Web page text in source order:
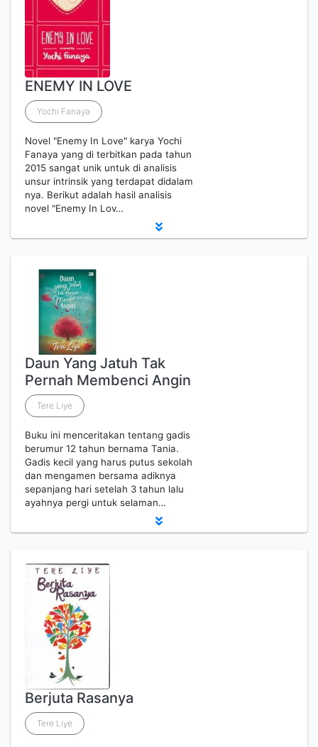
ENEMY IN LOVE
Yochi Fanaya
Novel "Enemy In Love" karya Yochi
Fanaya yang di terbitkan pada tahun
2015 sangat unik untuk di analisis
unsur intrinsik yang terdapat didalam
nya. Berikut adalah hasil analisis
novel "Enemy In Lov…
Daun Yang Jatuh Tak
Pernah Membenci Angin
Tere Liye
Buku ini menceritakan tentang gadis
berumur 12 tahun bernama Tania.
Gadis kecil yang harus putus sekolah
dan mengamen bersama adiknya
sepanjang hari setelah 3 tahun lalu
ayahnya pergi untuk selaman…
Berjuta Rasanya
Tere Liye